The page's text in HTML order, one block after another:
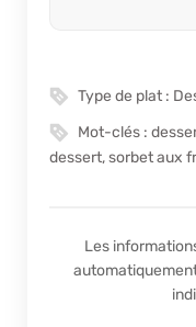
Type de plat :
Mot-clés :
dessert, sorbet aux
Les informations nutritionnelles sont calculées